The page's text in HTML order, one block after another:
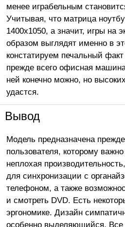
менее играбельным
Учитывая, что матрица
1400x1050, а значит, игры на
образом выглядят именно в
констатируем печальный
прежде всего офисная
ней конечно можно, но
удастся.
Вывод
Модель предназначена
пользователя, которому
неплохая
для синхронизации с
телефоном, а также
и смотреть DVD. Есть
эргономике. Дизайн
особенно выделяющийся.